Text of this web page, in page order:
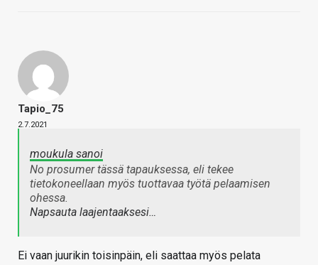
Tapio_75
2.7.2021
moukula sanoi
No prosumer tässä tapauksessa, eli tekee
tietokoneellaan myös tuottavaa työtä pelaamisen
ohessa.
Napsauta laajentaaksesi…
Ei vaan juurikin toisinpäin, eli saattaa myös pelata